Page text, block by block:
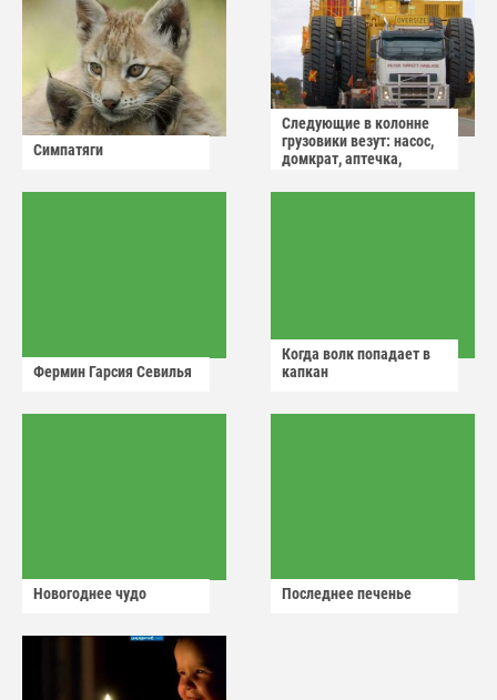
Симпатяги
Следующие в колонне
грузовики везут: насос,
домкрат, аптечка,
Фермин Гарсия Севилья
Когда волк попадает в
капкан
Новогоднее чудо Последнее печенье